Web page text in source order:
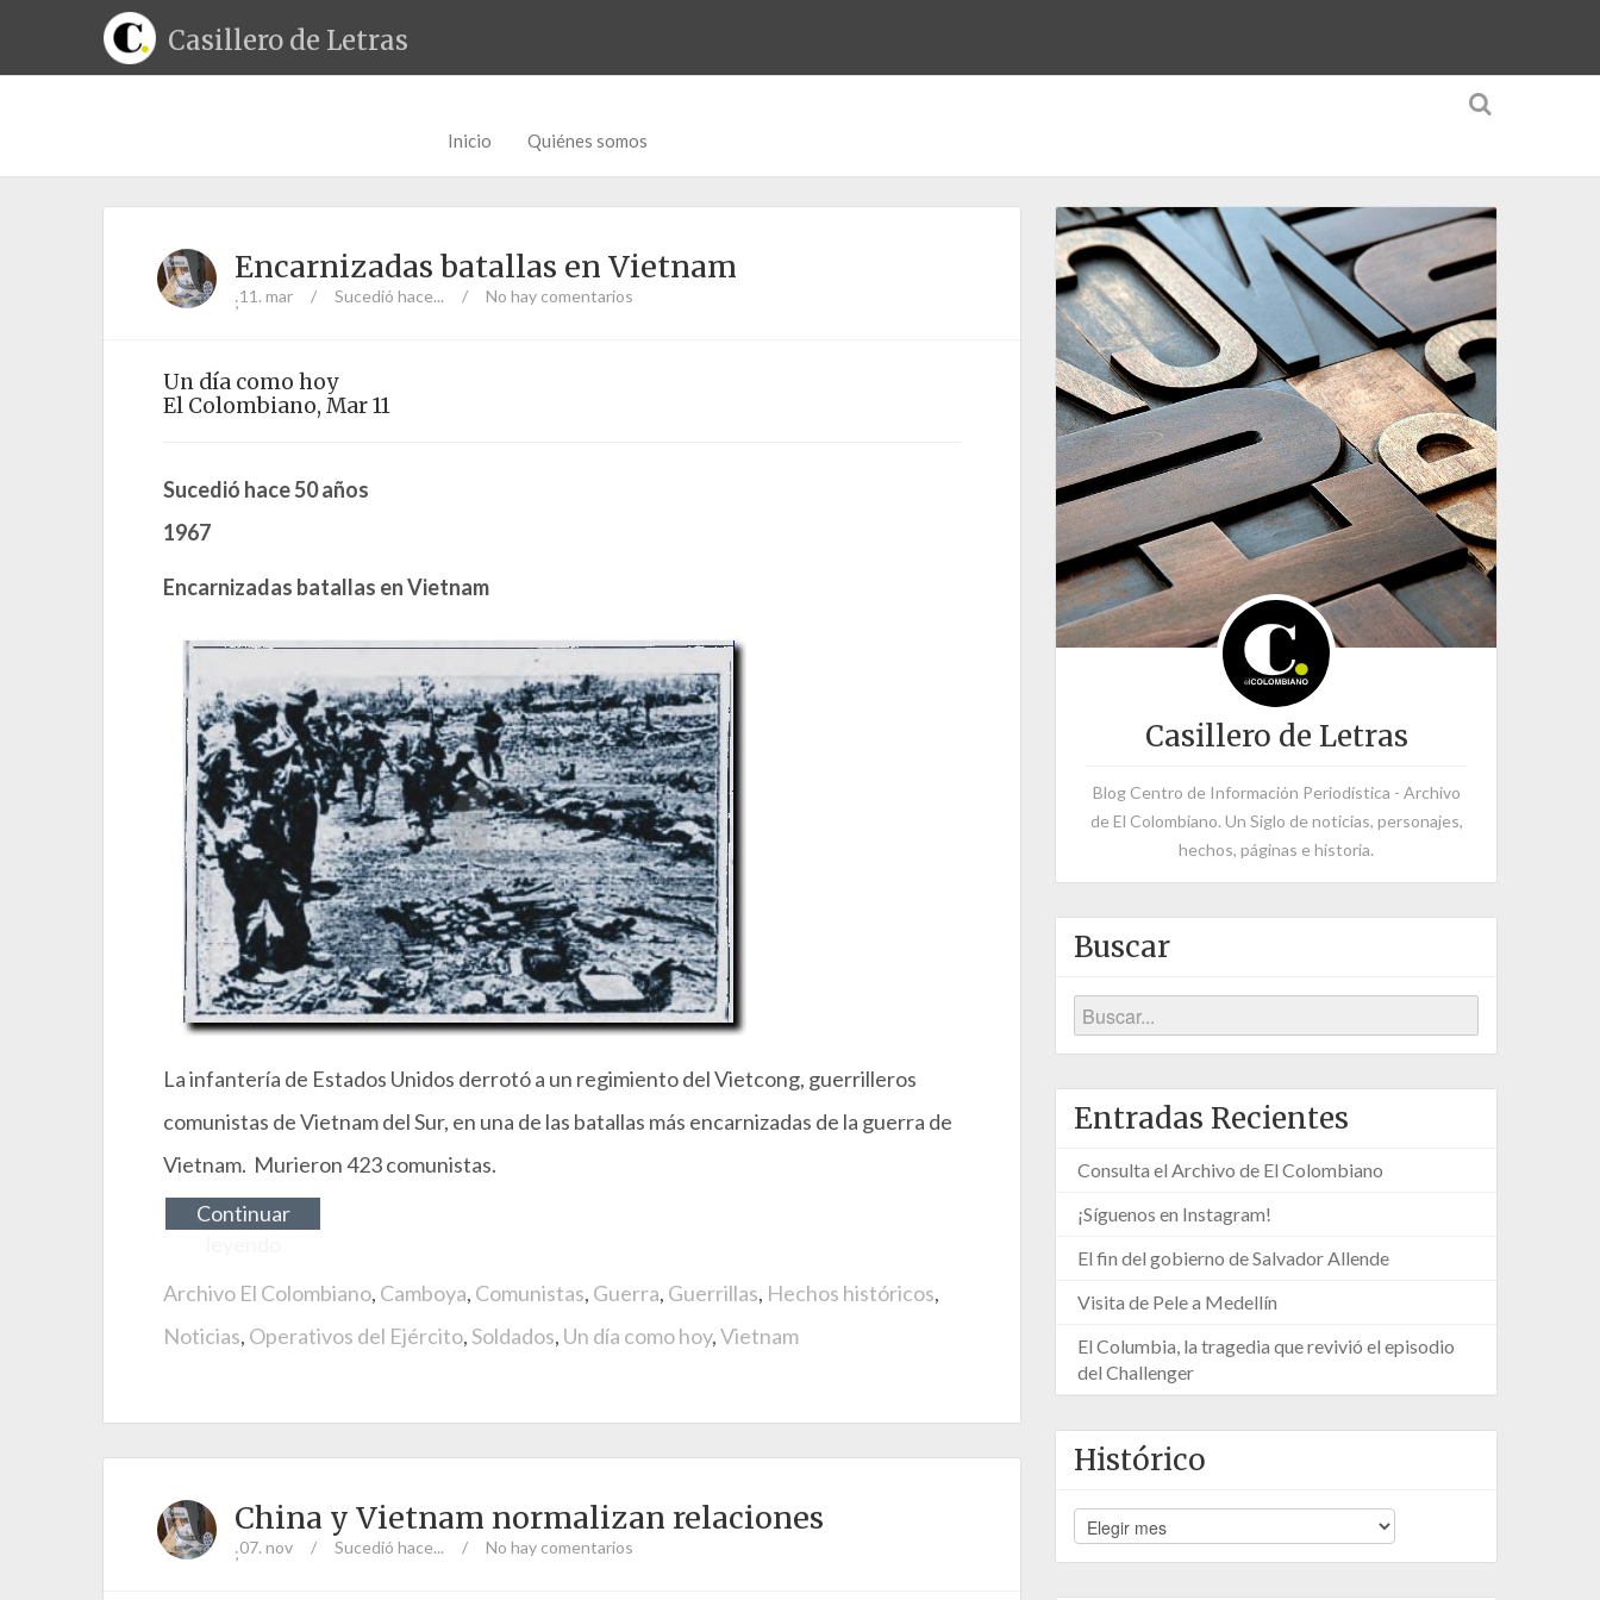
Casillero de Letras
Inicio Quiénes somos
Encarnizadas batallas en Vietnam
;11. mar / Sucedió hace... / No hay comentarios
Un día como hoy
El Colombiano, Mar 11
Sucedió hace 50 años
1967
Encarnizadas batallas en Vietnam
La infantería de Estados Unidos derrotó a un regimiento del Vietcong, guerrilleros
comunistas de Vietnam del Sur, en una de las batallas más encarnizadas de la guerra de
Vietnam. Murieron 423 comunistas.
Continuar
Archivo El Colombiano, Camboya, Comunistas, Guerra, Guerrillas, Hechos históricos,
Noticias, Operativos del Ejército,Soldados, Un día como hoy,Vietnam
China y Vietnam normalizan relaciones
;07. nov / Sucedió hace... / No hay comentarios
Casillero de Letras
Blog Centro de Información Periodística - Archivo
de El Colombiano. Un Siglo de noticias, personajes,
hechos, páginas e historia.
Buscar
Entradas Recientes
Consulta el Archivo de El Colombiano
¡Síguenos en Instagram!
El fin del gobierno de Salvador Allende
Visita de Pele a Medellín
El Columbia, la tragedia que revivió el episodio
del Challenger
Histórico